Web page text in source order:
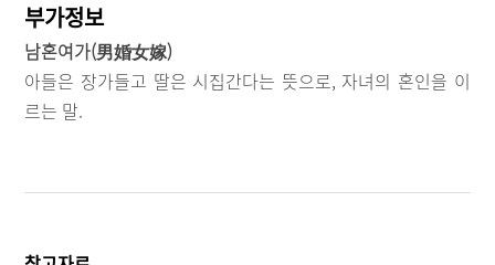
부가정보
남혼여가(男婚女嫁)
아들은 장가들고 딸은 시집간다는 뜻으로, 자녀의 혼인을 이
르는 말.